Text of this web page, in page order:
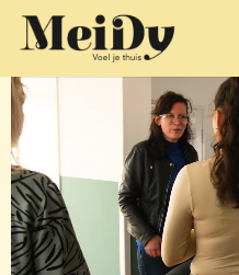
Ga
naar
inhoud